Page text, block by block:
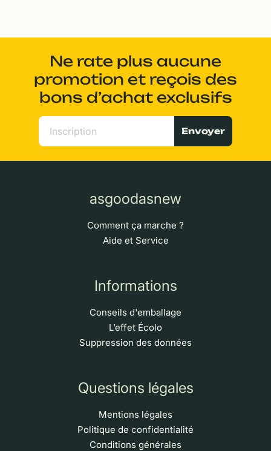
Ne rate plus aucune
promotion et reçois des
bons d’achat exclusifs
Envoyer
asgoodasnew
Comment ça marche ?
Aide et Service
Informations
Conseils d'emballage
L’effet Écolo
Suppression des données
Questions légales
Mentions légales
Politique de confidentialité
Conditions générales